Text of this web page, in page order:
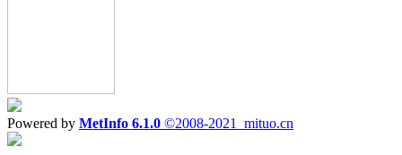
Powered by MetInfo 6.1.0 ©2008-2021 mituo.cn